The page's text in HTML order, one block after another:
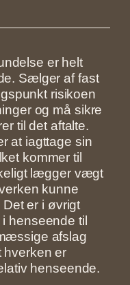
er helt
Sælger af fast
risikoen
og må sikre
til det aftalte.
at iagttage sin
kommer til
lægger vægt
kunne
er i øvrigt
henseende til
afslag
er
henseende.